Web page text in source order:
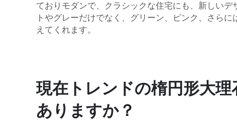
ておりモダンで、クラシックな住宅にも、新しい
トやグレーだけでなく、グリーン、ピンク、さら
えてくれます。
現在トレンドの楕円形大
ありますか？